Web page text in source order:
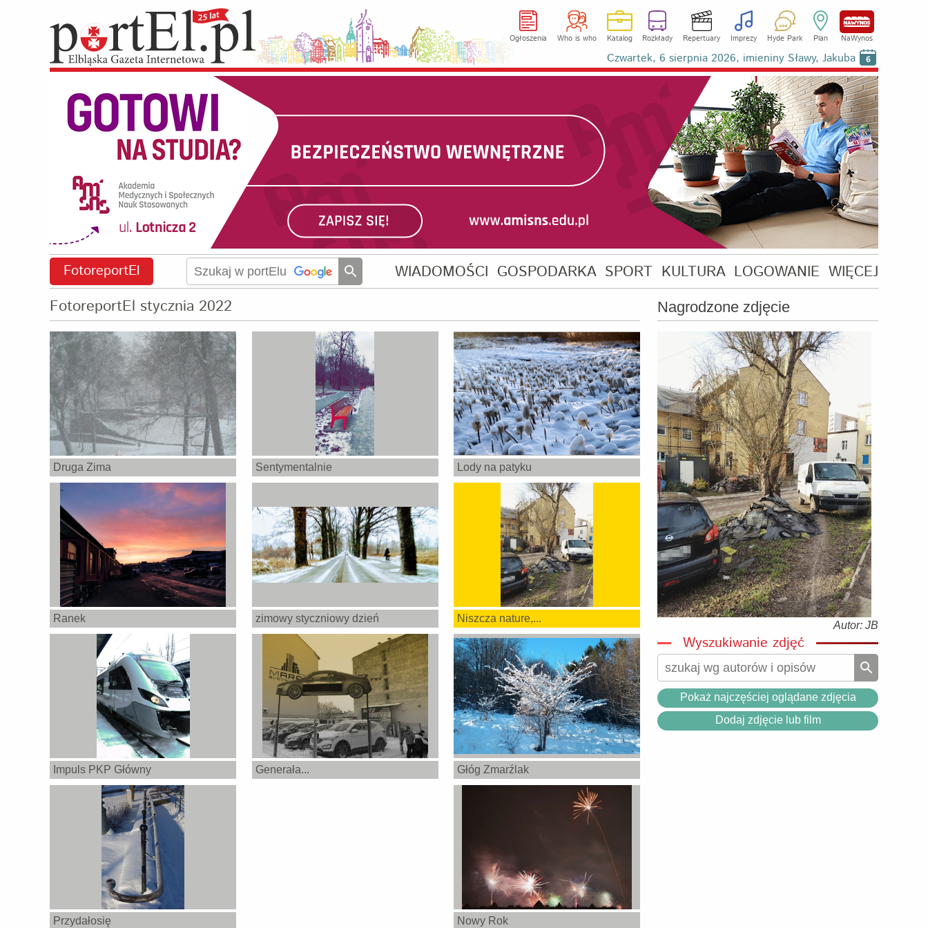
Ogłoszenia Who is who Katalog Rozkłady Repertuary Imprezy Hyde Park Plan NaWynos
Czwartek, 6 sierpnia 2026, imieniny Sławy, Jakuba 6
FotoreportEl WIADOMOŚCI GOSPODARKA SPORT KULTURA LOGOWANIE WIĘCEJ
FotoreportEl stycznia 2022
Druga Zima Sentymentalnie Lody na patyku
Ranek zimowy styczniowy dzień Niszcza nature,...
Impuls PKP Główny Generała... Głóg Zmarźlak
Przydałosię Nowy Rok
Nagrodzone zdjęcie
Autor: JB
Wyszukiwanie zdjęć
Pokaż najczęściej oglądane zdjęcia
Dodaj zdjęcie lub film